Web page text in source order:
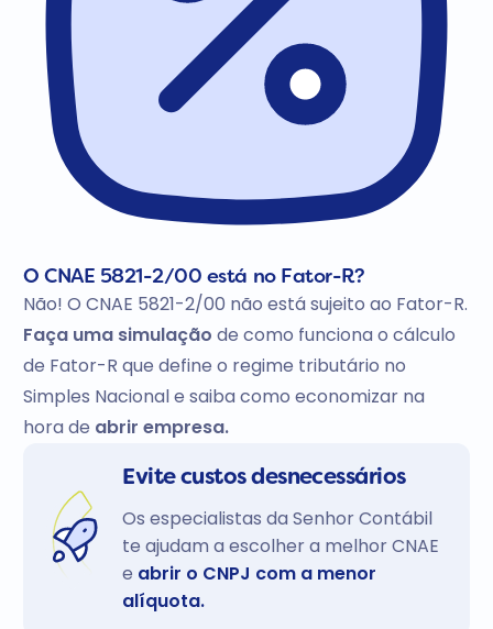
O CNAE 5821-2/00 está no Fator-R?
Não! O CNAE 5821-2/00 não está sujeito ao Fator-R.
Faça uma simulação de como funciona o cálculo
de Fator-R que define o regime tributário no
Simples Nacional e saiba como economizar na
hora de abrir empresa.
Evite custos desnecessários
Os especialistas da Senhor Contábil
te ajudam a escolher a melhor CNAE
e abrir o CNPJ com a menor
alíquota.